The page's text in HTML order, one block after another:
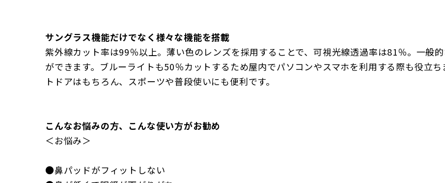
サングラス機能だけでなく様々な機能を搭載
紫外線カット率は99％以上。薄い色のレンズを採用することで、可視光線透過率は81％。一般
ができます。ブルーライトも50％カットするため屋内でパソコンやスマホを利用する際も役立
トドアはもちろん、スポーツや普段使いにも便利です。
こんなお悩みの方、こんな使い方がお勧め
＜お悩み＞
●鼻パッドがフィットしない